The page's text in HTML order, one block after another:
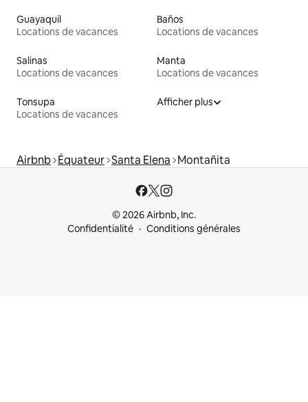
Guayaquil
Locations de vacances
Baños
Locations de vacances
Salinas
Locations de vacances
Manta
Locations de vacances
Tonsupa
Locations de vacances
Afficher plus
Airbnb Équateur Santa Elena Montañita
© 2026 Airbnb, Inc.
Confidentialité
Conditions générales